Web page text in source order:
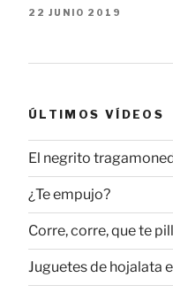
22 JUNIO 2019
ÚLTIMOS VÍDEOS
El negrito
¿Te empujo?
Corre, corre, que te
Juguetes de hojalata